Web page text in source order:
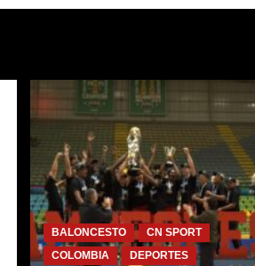
BALONCESTO
CN SPORT
COLOMBIA
DEPORTES